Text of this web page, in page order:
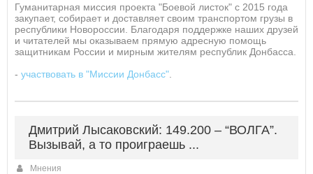
Гуманитарная миссия проекта "Боевой листок" с 2015 года
закупает, собирает и доставляет своим транспортом грузы в
республики Новороссии. Благодаря поддержке наших друзей
и читателей мы оказываем прямую адресную помощь
защитникам России и мирным жителям республик Донбасса.
- участвовать в "Миссии Донбасс"
Дмитрий Лысаковский: 149.200 – “ВОЛГА”.
Вызывай, а то проиграешь ...
Мнения